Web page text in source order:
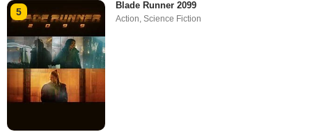
5
Blade Runner 2099
Action ,Science Fiction